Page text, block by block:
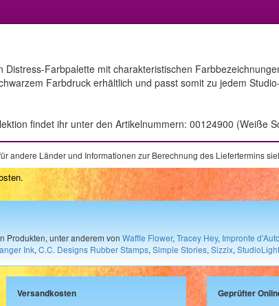
Farbpalette mit charakteristischen
Farbdruck erhältlich und passt somit zu jedem
findet ihr unter den Artikelnummern: 00124900 (Weiße
andere Länder und Informationen zur Berechnung des Liefertermins
.
Produkten, unter anderem von Waffle Flower, Tracey Hey, Impronte
Ink, C.C. Designs Rubber Stamps, Simple Stories, Sizzix, StudioLight
Versandkosten
Geprüfter